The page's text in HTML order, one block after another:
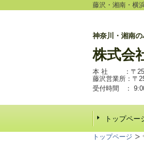
藤沢・湘南・横
神奈川・湘南
株式会
本 社 ：〒251-
藤沢営業所：〒
受付時間 ：
トップペー
トップページ